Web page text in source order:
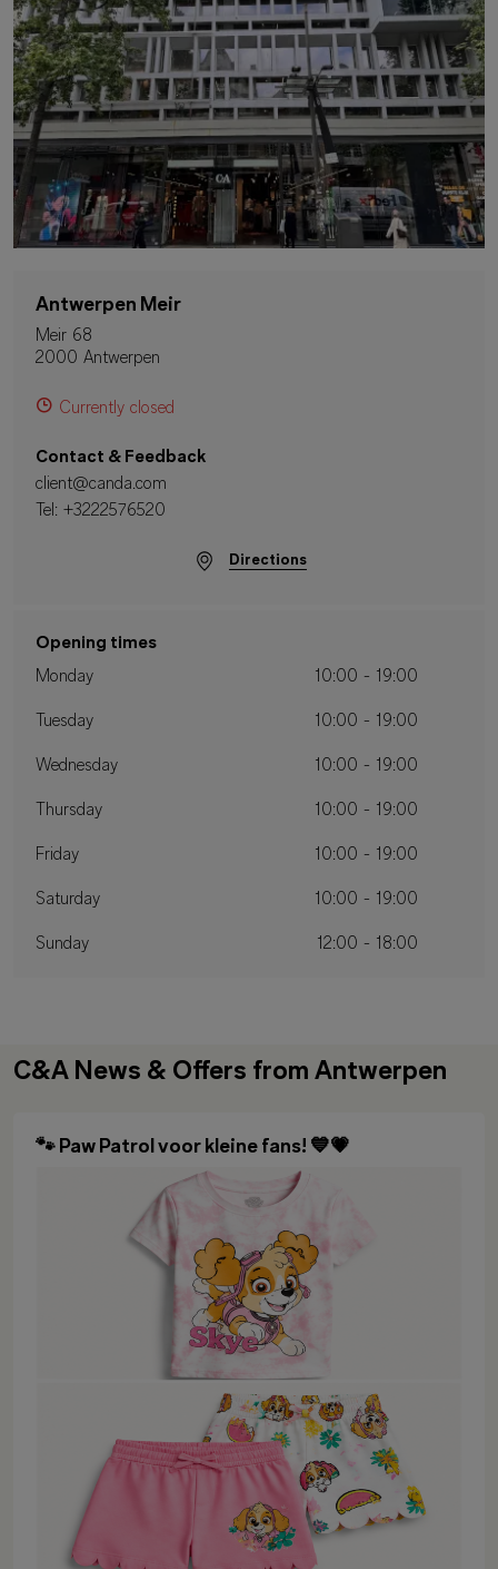
Antwerpen Meir
Meir 68
2000 Antwerpen
Currently closed
Contact & Feedback
client@canda.com
Tel: +3222576520
Directions
Opening times
Monday
10:00 - 19:00
Tuesday 10:00 - 19:00
Wednesday 10:00 - 19:00
Thursday 10:00 - 19:00
Friday 10:00 - 19:00
Saturday 10:00 - 19:00
Sunday 12:00 - 18:00
C&A News & Offers from Antwerpen
🐾 Paw Patrol voor kleine fans! 💙💗